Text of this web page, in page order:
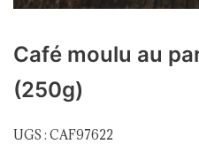
Café moulu au
(250g)
UGS : CAF97622